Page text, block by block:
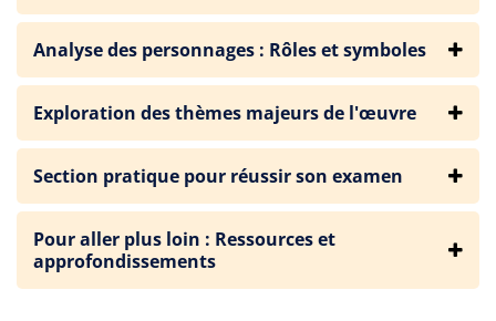
Analyse des personnages : Rôles et symboles
Exploration des thèmes majeurs de l'œuvre
Section pratique pour réussir son examen
Pour aller plus loin : Ressources et
approfondissements